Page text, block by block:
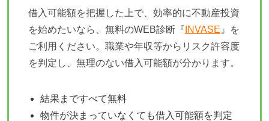
借入可能額を把握した上で、効率的に不動産投資
を始めたいなら、無料のWEB診断『 INVASE 』を
ご利用ください。 職業や年収等からリスク許容度
を判定し、無理のない借入可能額が分かります。
結果まですべて無料
物件が決まっていなくても借入可能額を判定